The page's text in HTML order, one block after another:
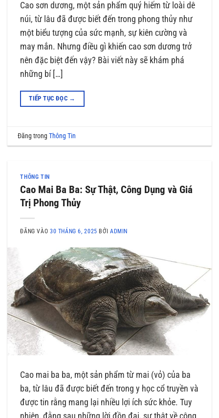
Cao sơn dương, một sản phẩm quý hiếm từ loài dê
núi, từ lâu đã được biết đến trong phong thủy như
một biểu tượng của sức mạnh, sự kiên cường và
may mắn. Nhưng điều gì khiến cao sơn dương trở
nên đặc biệt đến vậy? Bài viết này sẽ khám phá
những bí […]
TIẾP TỤC ĐỌC →
Đăng trongThông Tin
THÔNG TIN
Cao Mai Ba Ba: Sự Thật, Công Dụng và Giá
Trị Phong Thủy
ĐĂNG VÀO 30 THÁNG 6, 2025 BỞI ADMIN
Cao mai ba ba, một sản phẩm từ mai (vỏ) của ba
ba, từ lâu đã được biết đến trong y học cổ truyền và
được tin rằng mang lại nhiều lợi ích sức khỏe. Tuy